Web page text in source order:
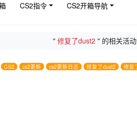
CS2指令 CS2开箱导航
"修复了dust2 " 的相关活
CS2 cs2更新 cs2更新日志 修复了dust2 修复